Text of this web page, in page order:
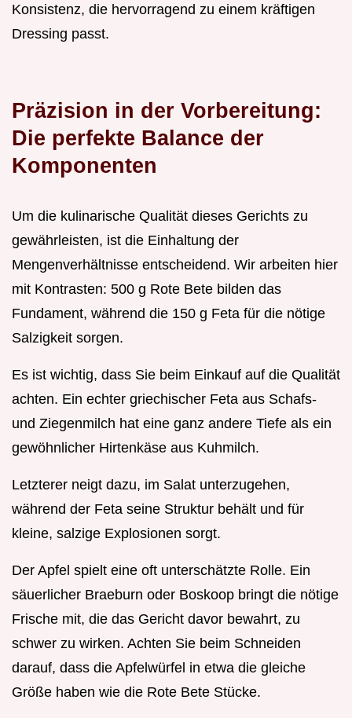
Konsistenz, die hervorragend zu einem kräftigen
Dressing passt.
Präzision in der Vorbereitung:
Die perfekte Balance der
Komponenten
Um die kulinarische Qualität dieses Gerichts zu
gewährleisten, ist die Einhaltung der
Mengenverhältnisse entscheidend. Wir arbeiten hier
mit Kontrasten: 500 g Rote Bete bilden das
Fundament, während die 150 g Feta für die nötige
Salzigkeit sorgen.
Es ist wichtig, dass Sie beim Einkauf auf die Qualität
achten. Ein echter griechischer Feta aus Schafs-
und Ziegenmilch hat eine ganz andere Tiefe als ein
gewöhnlicher Hirtenkäse aus Kuhmilch.
Letzterer neigt dazu, im Salat unterzugehen,
während der Feta seine Struktur behält und für
kleine, salzige Explosionen sorgt.
Der Apfel spielt eine oft unterschätzte Rolle. Ein
säuerlicher Braeburn oder Boskoop bringt die nötige
Frische mit, die das Gericht davor bewahrt, zu
schwer zu wirken. Achten Sie beim Schneiden
darauf, dass die Apfelwürfel in etwa die gleiche
Größe haben wie die Rote Bete Stücke.